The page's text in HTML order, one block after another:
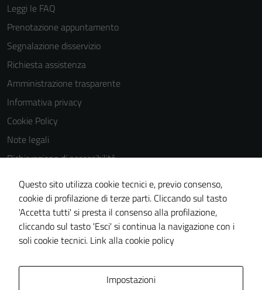
Leggi le FAQ
Prenotazione appuntamento
Segnalazione disservizio
Richiesta assistenza
Amministrazione trasparente
Informativa privacy
Cookie Policy
Note legali
Dichiarazione di accessibilità
Dichiarazione di accessibilità Servizi
Whistleblowing
Piano di miglioramento del sito
Area riservata
Questo sito utilizza cookie tecnici e, previo consenso,
cookie di profilazione di terze parti. Cliccando sul tasto
'Accetta tutti' si presta il consenso alla profilazione,
cliccando sul tasto 'Esci' si continua la navigazione con i
soli cookie tecnici. Link alla cookie policy
Impostazioni